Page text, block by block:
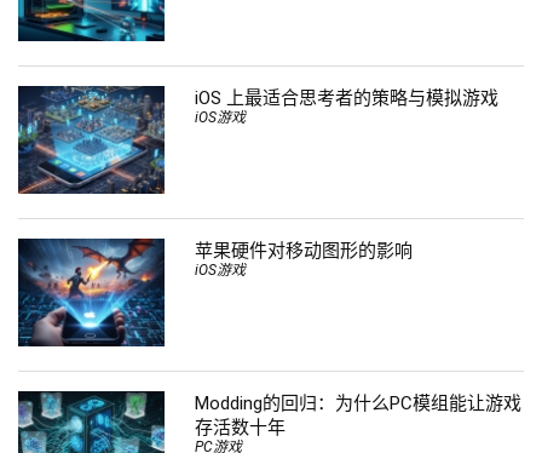
iOS 上最适合思考者的策略与模拟游戏
iOS游戏
苹果硬件对移动图形的影响
iOS游戏
Modding的回归：为什么PC模组能让游戏
存活数十年
PC游戏